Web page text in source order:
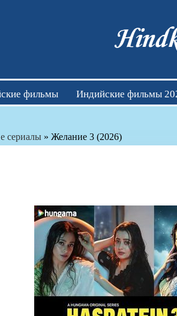
фильмы Индийские фильмы
сериалы » Желание 3 (2026)